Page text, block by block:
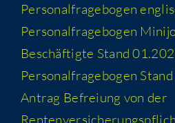
Per­so­nal­fra­ge­bo­gen
Per­so­nal­fra­ge­bo­gen
Beschäf­tig­te Stand
Per­so­nal­fra­ge­bo­gen
Antrag Befrei­ung von der